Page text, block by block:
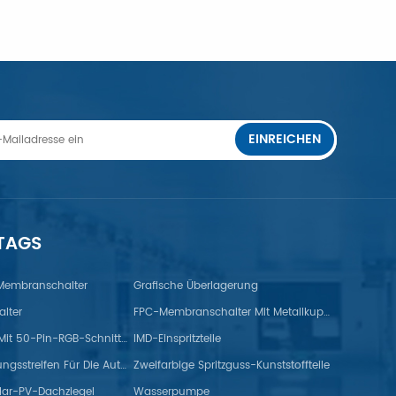
ERFAHREN SIE MEHR
EINREICHEN
Grafische Überlagerung
FPC-Membranschalter Mit Metallkuppel
TFT-Monitor Mit 50-Pin-RGB-Schnittstelle IMD-Einspritzteile
Gummidichtungsstreifen Für Die Automobilindustrie Zweifarbige Spritzguss-Kunststoffteile
PV-Dachziegel
Wasserpumpe